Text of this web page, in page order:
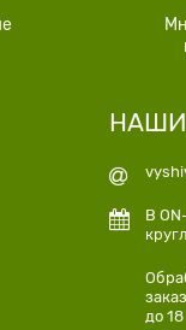
НАШИ
В
до